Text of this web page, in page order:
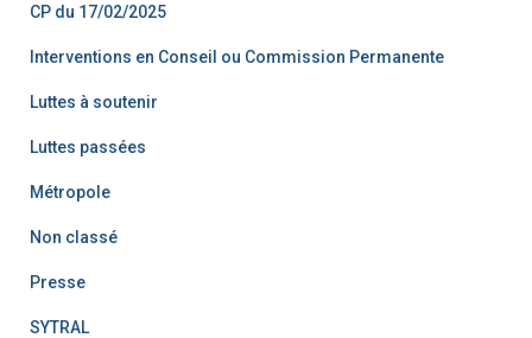
CP du 17/02/2025
Interventions en Conseil ou Commission Permanente
Luttes à soutenir
Luttes passées
Métropole
Non classé
Presse
SYTRAL